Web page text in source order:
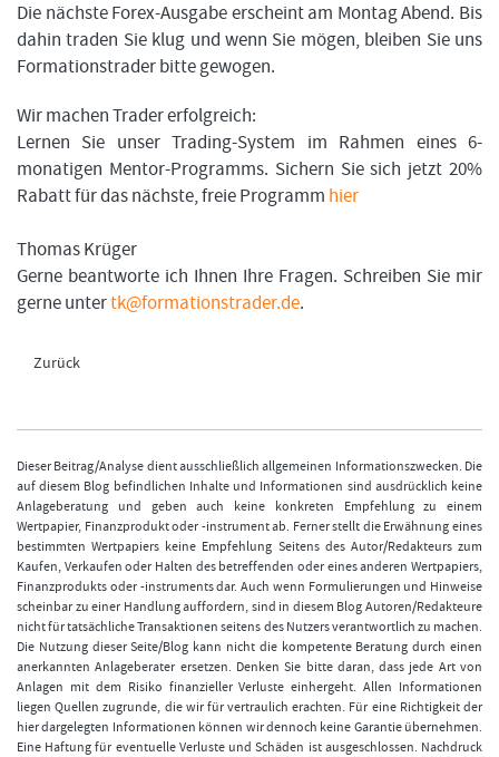
Die nächste Forex-Ausgabe erscheint am Montag Abend. Bis
dahin traden Sie klug und wenn Sie mögen, bleiben Sie uns
Formationstrader bitte gewogen.
Wir machen Trader erfolgreich:
Lernen Sie unser Trading-System im Rahmen eines 6-
monatigen Mentor-Programms. Sichern Sie sich jetzt 20%
Rabatt für das nächste, freie Programm hier
Thomas Krüger
Gerne beantworte ich Ihnen Ihre Fragen. Schreiben Sie mir
gerne untertk@formationstrader.de.
Zurück
Dieser Beitrag/Analyse dient ausschließlich allgemeinen Informationszwecken. Die
auf diesem Blog befindlichen Inhalte und Informationen sind ausdrücklich keine
Anlageberatung und geben auch keine konkreten Empfehlung zu einem
Wertpapier, Finanzprodukt oder -instrument ab. Ferner stellt die Erwähnung eines
bestimmten Wertpapiers keine Empfehlung Seitens des Autor/Redakteurs zum
Kaufen, Verkaufen oder Halten des betreffenden oder eines anderen Wertpapiers,
Finanzprodukts oder -instruments dar. Auch wenn Formulierungen und Hinweise
scheinbar zu einer Handlung auffordern, sind in diesem Blog Autoren/Redakteure
nicht für tatsächliche Transaktionen seitens des Nutzers verantwortlich zu machen.
Die Nutzung dieser Seite/Blog kann nicht die kompetente Beratung durch einen
anerkannten Anlageberater ersetzen. Denken Sie bitte daran, dass jede Art von
Anlagen mit dem Risiko finanzieller Verluste einhergeht. Allen Informationen
liegen Quellen zugrunde, die wir für vertraulich erachten. Für eine Richtigkeit der
hier dargelegten Informationen können wir dennoch keine Garantie übernehmen.
Eine Haftung für eventuelle Verluste und Schäden ist ausgeschlossen. Nachdruck